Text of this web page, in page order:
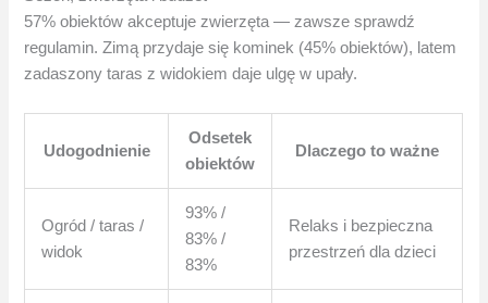
57% obiektów akceptuje zwierzęta — zawsze sprawdź
regulamin. Zimą przydaje się kominek (45% obiektów), latem
zadaszony taras z widokiem daje ulgę w upały.
Udogodnienie
Odsetek
obiektów
Dlaczego to ważne
Ogród / taras /
widok
93% /
83% /
83%
Relaks i bezpieczna
przestrzeń dla dzieci